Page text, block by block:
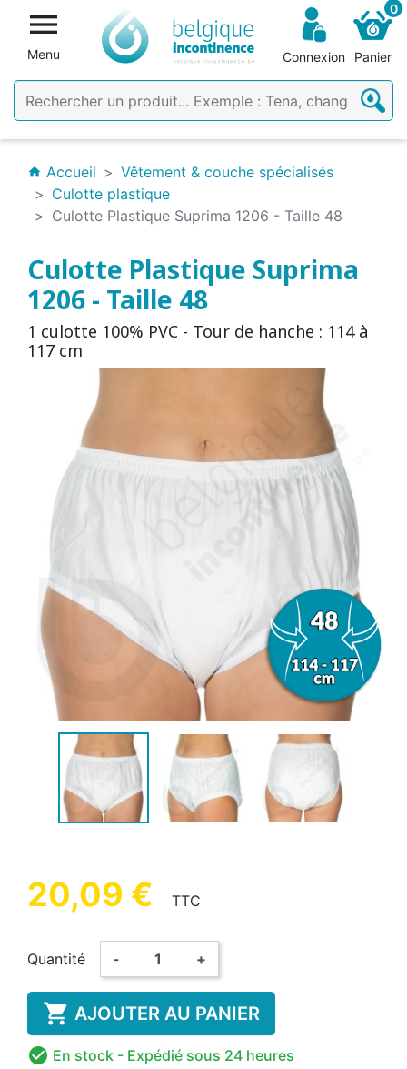

Menu Connexion
0
Panier
home Accueil
Vêtement & couche spécialisés
Culotte plastique
Culotte Plastique Suprima 1206 - Taille 48
Culotte Plastique Suprima
1206 - Taille 48
1 culotte 100% PVC - Tour de hanche : 114 à
117 cm
20,09 € TTC
Quantité - +
 AJOUTER AU PANIER
 En stock - Expédié sous 24 heures